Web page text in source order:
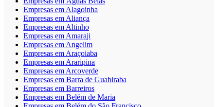
Empresas em Alagoinha
Empresas em Aliança
Empresas em Altinho
Empresas em Amaraji
Empresas em Angelim
Empresas em Araçoiaba
Empresas em Araripina
Empresas em Arcoverde
Empresas em Barra de Guabiraba
Empresas em Barreiros
Empresas em Belém de Maria